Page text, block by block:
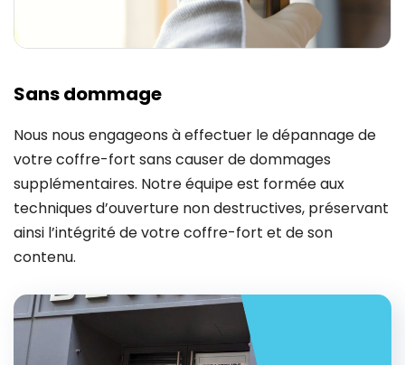
Sans dommage
Nous nous engageons à effectuer le dépannage de
votre coffre-fort sans causer de dommages
supplémentaires. Notre équipe est formée aux
techniques d’ouverture non destructives, préservant
ainsi l’intégrité de votre coffre-fort et de son
contenu.